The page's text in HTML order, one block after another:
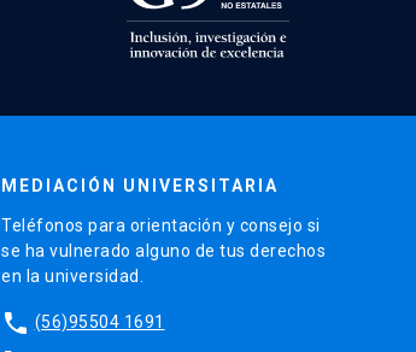
MEDIACIÓN UNIVERSITARIA
Teléfonos para orientación y consejo si
se ha vulnerado alguno de tus derechos
en la universidad.
phone (56)95504 1691